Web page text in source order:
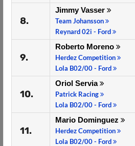
8.
Jimmy Vasser
Team Johansson
Reynard 02i - Ford
9.
Roberto Moreno
Herdez Competition
Lola B02/00 - Ford
10.
Oriol Servia
Patrick Racing
Lola B02/00 - Ford
11.
Mario Dominguez
Herdez Competition
Lola B02/00 - Ford